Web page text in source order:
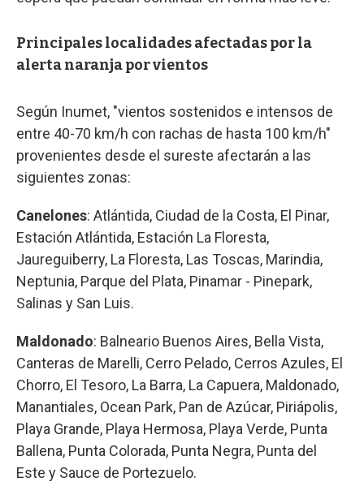
Principales localidades afectadas por la
alerta naranja por vientos
Según Inumet, "vientos sostenidos e intensos de
entre 40-70 km/h con rachas de hasta 100 km/h"
provenientes desde el sureste afectarán a las
siguientes zonas:
Canelones: Atlántida, Ciudad de la Costa, El Pinar,
Estación Atlántida, Estación La Floresta,
Jaureguiberry, La Floresta, Las Toscas, Marindia,
Neptunia, Parque del Plata, Pinamar - Pinepark,
Salinas y San Luis.
Maldonado: Balneario Buenos Aires, Bella Vista,
Canteras de Marelli, Cerro Pelado, Cerros Azules, El
Chorro, El Tesoro, La Barra, La Capuera, Maldonado,
Manantiales, Ocean Park, Pan de Azúcar, Piriápolis,
Playa Grande, Playa Hermosa, Playa Verde, Punta
Ballena, Punta Colorada, Punta Negra, Punta del
Este y Sauce de Portezuelo.